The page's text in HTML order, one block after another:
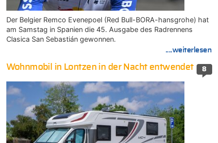
Der Belgier Remco Evenepoel (Red Bull-BORA-hansgrohe) hat
am Samstag in Spanien die 45. Ausgabe des Radrennens
Clasica San Sebastián gewonnen.
....weiterlesen
8
Wohnmobil in Lontzen in der Nacht entwendet